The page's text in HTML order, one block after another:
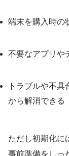
端末を購入時の
不要なアプリや
トラブルや不
から解消できる
ただし初期化に
事前準備をしっ